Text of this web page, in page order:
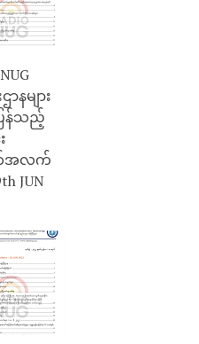
ာနများ
န်သည့်
အလက်
JUN